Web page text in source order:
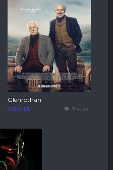
9 vues
Glenrothan
WEB-DL